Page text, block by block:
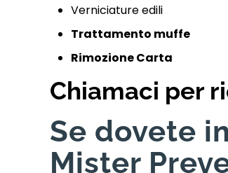
Verniciature edili
Trattamento muffe
Rimozione Carta
Chiamaci per
Se dovete
Mister